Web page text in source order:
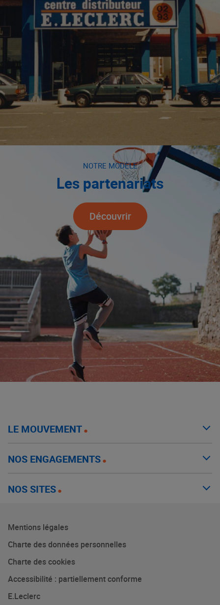
NOTRE MODÈLE
Les partenariats
Découvrir
LE MOUVEMENT
NOS ENGAGEMENTS
NOS SITES
Mentions légales
Charte des données personnelles
Charte des cookies
Accessibilité : partiellement conforme
E.Leclerc